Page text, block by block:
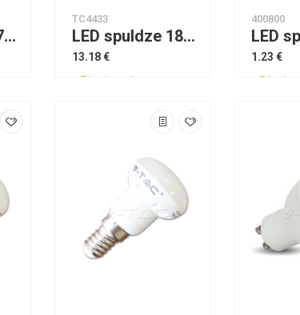
LED spuldze 17W A65 Е27 Thermoplastic 4500K VTAC
TC4433
LED spuldze 18W G120 Е27 2700K VTAC
13.18 €
Pieejams!
400800
1.23 €